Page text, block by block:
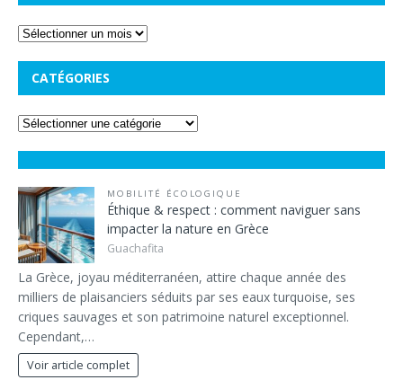
CATÉGORIES
MOBILITÉ ÉCOLOGIQUE
Éthique & respect : comment naviguer sans
impacter la nature en Grèce
Guachafita
La Grèce, joyau méditerranéen, attire chaque année des
milliers de plaisanciers séduits par ses eaux turquoise, ses
criques sauvages et son patrimoine naturel exceptionnel.
Cependant,…
Voir article complet